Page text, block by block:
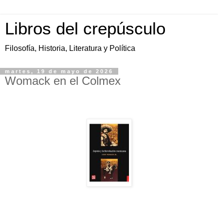
Libros del crepúsculo
Filosofía, Historia, Literatura y Política
martes, 19 de mayo de 2026
Womack en el Colmex